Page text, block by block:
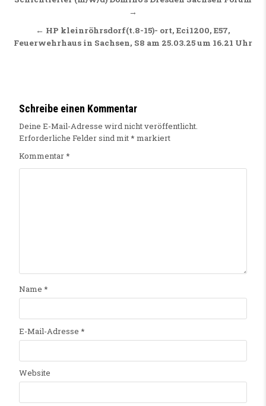
→
← HP kleinröhrsdorf(t.8-15)- ort, Eci1200, E57,
Feuerwehrhaus in Sachsen, S8 am 25.03.25 um 16.21 Uhr
Schreibe einen Kommentar
Deine E-Mail-Adresse wird nicht veröffentlicht.
Erforderliche Felder sind mit* markiert
Kommentar*
Name *
E-Mail-Adresse *
Website